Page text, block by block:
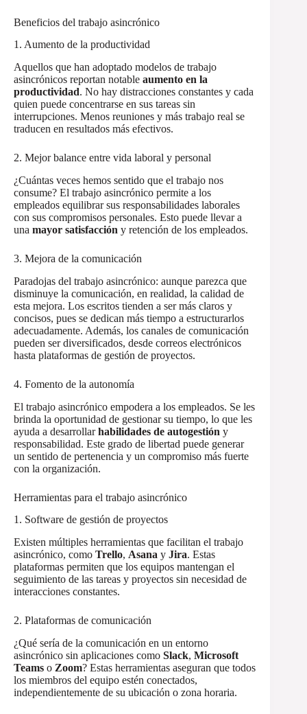
Beneficios del trabajo asincrónico
1. Aumento de la productividad
Aquellos que han adoptado modelos de trabajo
asincrónicos reportan notable aumento en la
productividad. No hay distracciones constantes y cada
quien puede concentrarse en sus tareas sin
interrupciones. Menos reuniones y más trabajo real se
traducen en resultados más efectivos.
2. Mejor balance entre vida laboral y personal
¿Cuántas veces hemos sentido que el trabajo nos
consume? El trabajo asincrónico permite a los
empleados equilibrar sus responsabilidades laborales
con sus compromisos personales. Esto puede llevar a
una mayor satisfacción y retención de los empleados.
3. Mejora de la comunicación
Paradojas del trabajo asincrónico: aunque parezca que
disminuye la comunicación, en realidad, la calidad de
esta mejora. Los escritos tienden a ser más claros y
concisos, pues se dedican más tiempo a estructurarlos
adecuadamente. Además, los canales de comunicación
pueden ser diversificados, desde correos electrónicos
hasta plataformas de gestión de proyectos.
4. Fomento de la autonomía
El trabajo asincrónico empodera a los empleados. Se les
brinda la oportunidad de gestionar su tiempo, lo que les
ayuda a desarrollarhabilidades de autogestión y
responsabilidad. Este grado de libertad puede generar
un sentido de pertenencia y un compromiso más fuerte
con la organización.
Herramientas para el trabajo asincrónico
1. Software de gestión de proyectos
Existen múltiples herramientas que facilitan el trabajo
asincrónico, como Trello, Asana y Jira. Estas
plataformas permiten que los equipos mantengan el
seguimiento de las tareas y proyectos sin necesidad de
interacciones constantes.
2. Plataformas de comunicación
¿Qué sería de la comunicación en un entorno
asincrónico sin aplicaciones como Slack, Microsoft
Teams o Zoom? Estas herramientas aseguran que todos
los miembros del equipo estén conectados,
independientemente de su ubicación o zona horaria.